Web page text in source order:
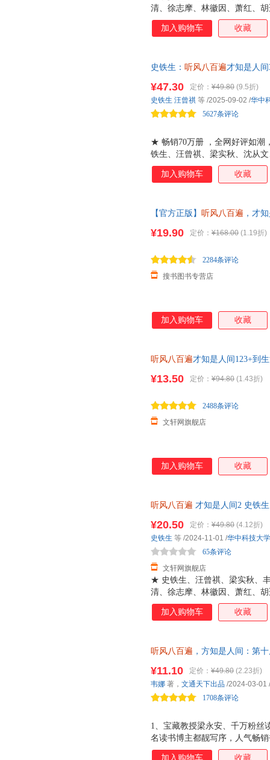
清、徐志摩、林徽因、萧红、
者的生命礼物。 ★ 收录《我与
篇经典散文，多篇文章入选初
《朗读者》深情诵读，《人民
★ 装帧设计古朴雅致，温暖治
特邀知名插画师@桃年 手绘插
张！
加入购物车 收藏
史铁生： 听风八百遍才知是人
令无数读者为之落泪的华语散
《朗读者》深情朗读、《人民
图，赠精美书签1枚，邮票式藏
★ 畅销70万册 ，全网好评如潮
铁生、汪曾祺、梁实秋、沈从
郁达夫、林徽因、胡适、夏丏
生命颂歌。 ★ 我们在一块儿，
选初高中语文教材及阅读试题
伯、郑振铎等诸多大师倾情推
知
¥47.30 定价： ¥49.80 (9.5折)
5627条评论
史铁生 汪曾祺 等 /2025-09-02 /华中
加入购物车 收藏
【官方正版】 听风八百遍 ，才
¥19.90 定价： ¥168.00 (1.19折)
搜书图书专营店
2284条评论
加入购物车 收藏
听风八百遍才知是人间123+到
¥13.50 定价： ¥94.80 (1.43折)
文轩网旗舰店
2488条评论
加入购物车 收藏
听风八百遍 才知是人间2 史铁
近发货，85%城市次日达，团
★ 史铁生、汪曾祺、梁实秋、
清、徐志摩、林徽因、萧红、
者的生命礼物。★ 收录《我与
篇经典散文，多篇文章入选初
《朗读者》深情诵读，《人民
★ 装帧设计古朴雅致，温暖治
特邀知名插画师@桃年 手绘插
张！
¥20.50 定价： ¥49.80 (4.12折)
文轩网旗舰店
65条评论
史铁生 等 /2024-11-01 /华中科技大
加入购物车 收藏
听风八百遍 ，方知是人间：第
上万读书博主推荐的治愈系人
篇都是一个温柔的世界。爱和
也一定要跨过星河，去拥抱更
1、宝藏教授梁永安、千万粉丝
名读书博主都靓写序，人气畅
爱一次人间！ 2、人民日报《
¥11.10 定价： ¥49.80 (2.23折)
1708条评论
韦娜 著， 文通天下出品 /2024-03-01 /
加入购物车 收藏